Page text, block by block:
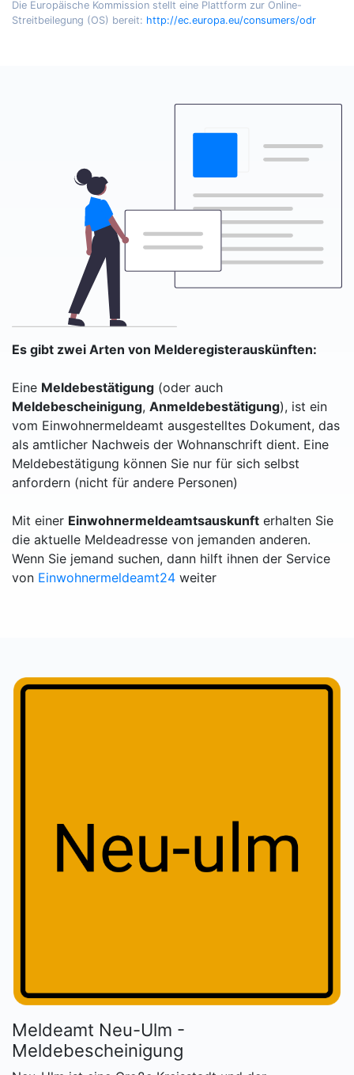
Die Europäische Kommission stellt eine Plattform zur Online-
Streitbeilegung (OS) bereit: http://ec.europa.eu/consumers/odr
Es gibt zwei Arten von Melderegisterauskünften:
Eine Meldebestätigung (oder auch
Meldebescheinigung, Anmeldebestätigung), ist ein
vom Einwohnermeldeamt ausgestelltes Dokument, das
als amtlicher Nachweis der Wohnanschrift dient. Eine
Meldebestätigung können Sie nur für sich selbst
anfordern (nicht für andere Personen)
Mit einer Einwohnermeldeamtsauskunft erhalten Sie
die aktuelle Meldeadresse von jemanden anderen.
Wenn Sie jemand suchen, dann hilft ihnen der Service
von Einwohnermeldeamt24 weiter
Meldeamt Neu-Ulm -
Meldebescheinigung